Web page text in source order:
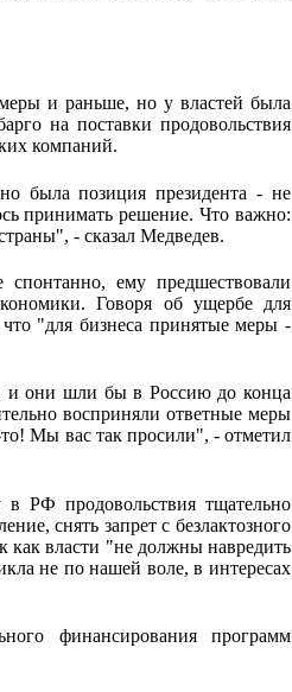
и раньше, но у властей была
на поставки продовольствия
компаний.
была позиция президента - не
принимать решение. Что важно:
- сказал Медведев.
ему предшествовали
Говоря об ущербе для
"для бизнеса принятые меры -
и они шли бы в Россию до конца
восприняли ответные меры
Мы вас так просили", - отметил
РФ продовольствия тщательно
снять запрет с безлактозного
как власти "не должны навредить
не по нашей воле, в интересах
финансирования программ